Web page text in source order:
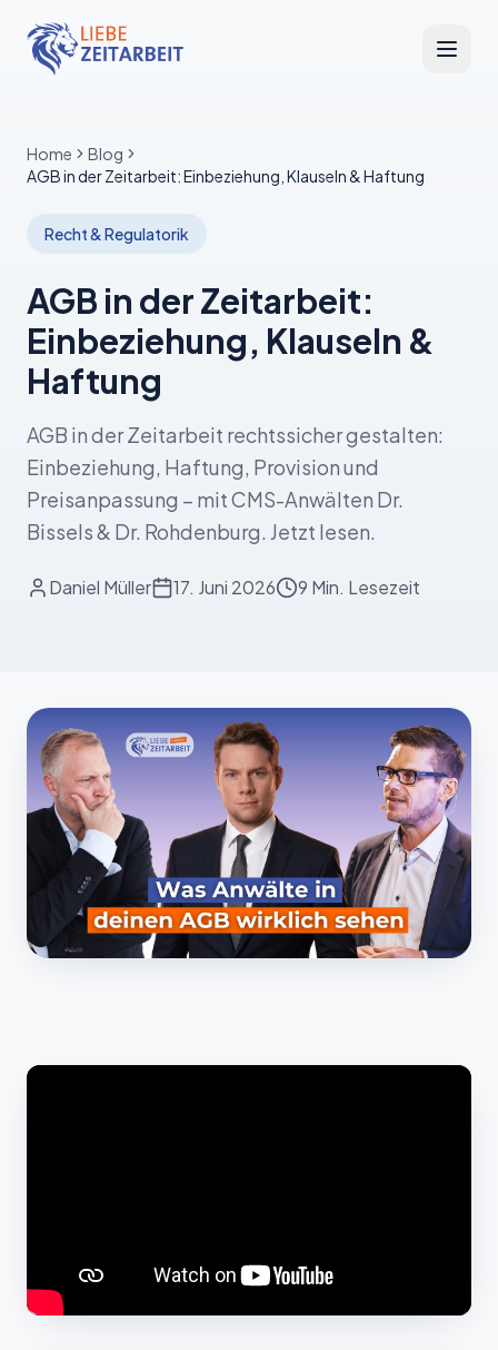
Home
Blog
AGB in der Zeitarbeit: Einbeziehung, Klauseln & Haftung
Recht & Regulatorik
AGB in der Zeitarbeit:
Einbeziehung, Klauseln &
Haftung
AGB in der Zeitarbeit rechtssicher gestalten:
Einbeziehung, Haftung, Provision und
Preisanpassung – mit CMS-Anwälten Dr.
Bissels & Dr. Rohdenburg. Jetzt lesen.
Daniel Müller 17. Juni 2026 9 Min. Lesezeit